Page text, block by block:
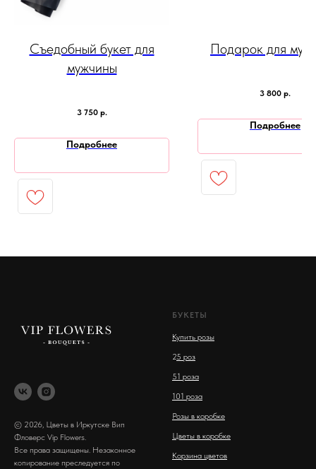
Съедобный букет для
мужчины
3 750 р.
Подробнее
Подарок для
3 800 р.
Подробнее
© 2026, Цветы в Иркутске Вип
Фловерс Vip Flowers.
Все права защищены. Незаконное
копирование преследуется по
БУКЕТЫ
Купить розы
25 роз
51 роза
101 роза
Розы в коробке
Цветы в коробке
Корзина цветов